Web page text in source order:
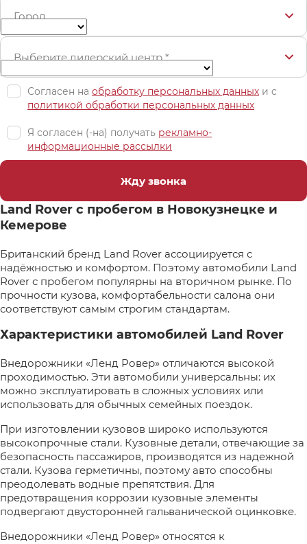
Город
Выберите дилерский центр*
Согласен на обработку персональных данных и c
политикой обработки персональных данных
Я согласен (-на) получать рекламно-
информационные рассылки
Жду звонка
Land Rover с пробегом в Новокузнецке и
Кемерове
Британский бренд Land Rover ассоциируется с
надёжностью и комфортом. Поэтому автомобили Land
Rover с пробегом популярны на вторичном рынке. По
прочности кузова, комфортабельности салона они
соответствуют самым строгим стандартам.
Характеристики автомобилей Land Rover
Внедорожники «Ленд Ровер» отличаются высокой
проходимостью. Эти автомобили универсальны: их
можно эксплуатировать в сложных условиях или
использовать для обычных семейных поездок.
При изготовлении кузовов широко используются
высокопрочные стали. Кузовные детали, отвечающие за
безопасность пассажиров, производятся из надежной
стали. Кузова герметичны, поэтому авто способны
преодолевать водные препятствия. Для
предотвращения коррозии кузовные элементы
подвергают двусторонней гальванической оцинковке.
Внедорожники «Ленд Ровер» относятся к